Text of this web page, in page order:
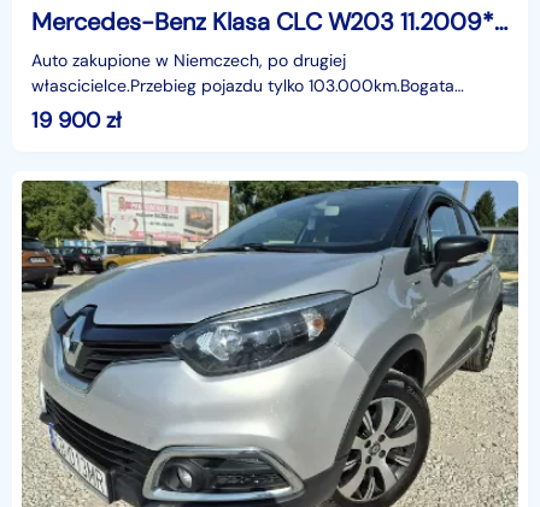
Mercedes-Benz Klasa CLC W203 11.2009* Mały przebieg* Bogata wersja
Auto zakupione w Niemczech, po drugiej
włascicielce.Przebieg pojazdu tylko 103.000km.Bogata
wersja wyposażenia.identyfikator: AKL18K3MF
19 900zł